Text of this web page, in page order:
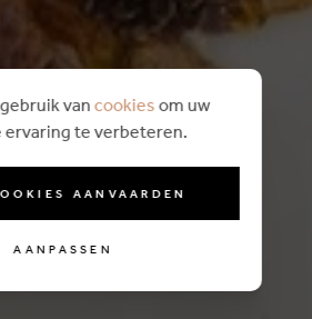
van cookies om uw
ervaring te verbeteren.
AANVAARDEN
AANPASSEN